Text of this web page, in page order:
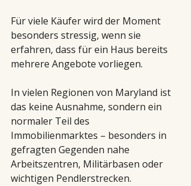
Für viele Käufer wird der Moment
besonders stressig, wenn sie
erfahren, dass für ein Haus bereits
mehrere Angebote vorliegen.
In vielen Regionen von Maryland ist
das keine Ausnahme, sondern ein
normaler Teil des
Immobilienmarktes – besonders in
gefragten Gegenden nahe
Arbeitszentren, Militärbasen oder
wichtigen Pendlerstrecken.